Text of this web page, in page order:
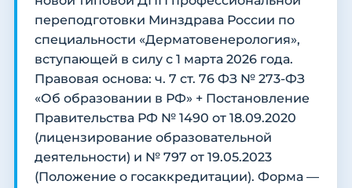
переподготовки Минздрава России по
специальности «Дерматовенерология»,
вступающей в силу с 1 марта 2026 года.
Правовая основа: ч. 7 ст. 76 ФЗ № 273-ФЗ
«Об образовании в РФ» + Постановление
Правительства РФ № 1490 от 18.09.2020
(лицензирование образовательной
деятельности) и № 797 от 19.05.2023
(Положение о госаккредитации). Форма —